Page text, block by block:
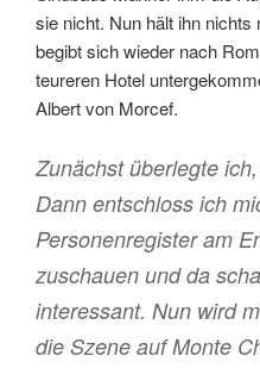
sie nicht. Nun hält ihn
begibt sich wieder nach
teureren Hotel
Albert von Morcef.
Zunächst überlegte
Dann entschloss ich
Personenregister am
zuschauen und da
interessant. Nun wird
die Szene auf Monte